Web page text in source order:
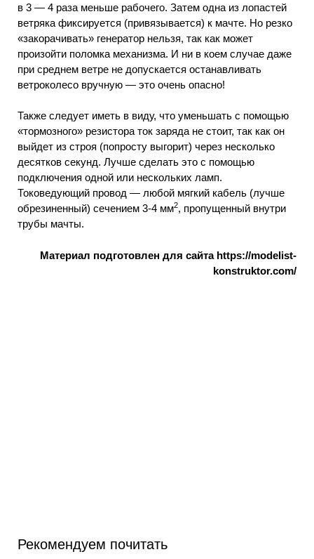
в 3 — 4 раза меньше рабочего. Затем одна из лопастей
ветряка фиксируется (привязывается) к мачте. Но резко
«закорачивать» генератор нельзя, так как может
произойти поломка механизма. И ни в коем случае даже
при среднем ветре не допускается останавливать
ветроколесо вручную — это очень опасно!
Также следует иметь в виду, что уменьшать с помощью
«тормозного» резистора ток заряда не стоит, так как он
выйдет из строя (попросту выгорит) через несколько
десятков секунд. Лучше сделать это с помощью
подключения одной или нескольких ламп.
Токоведующий провод — любой мягкий кабель (лучше
обрезиненный) сечением 3-4 мм2, пропущенный внутри
трубы мачты.
Материал подготовлен для сайта https://modelist-
konstruktor.com/
Рекомендуем почитать